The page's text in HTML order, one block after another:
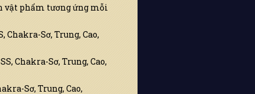
vật phẩm tương ứng mỗi
Chakra-Sơ, Trung, Cao,
Chakra-Sơ, Trung, Cao,
Sơ, Trung, Cao,